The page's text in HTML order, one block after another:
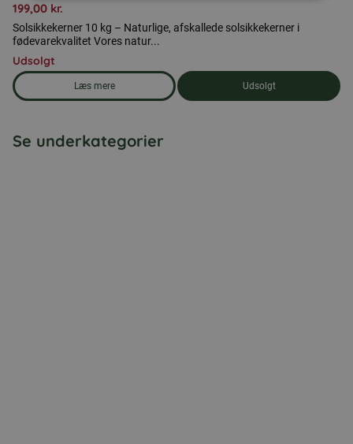
199,00 kr.
Solsikkekerner 10 kg – Naturlige, afskallede solsikkekerner i
fødevarekvalitet Vores natur...
Udsolgt
Læs mere
om produkten Solsikkekerner 10 kg
Udsolgt
Se underkategorier